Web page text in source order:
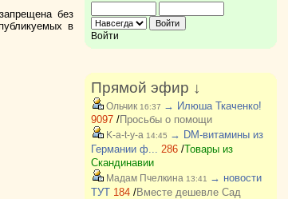
без
в
Войти
Прямой эфир ↓
Ольчик16:37 → Илюша Ткаченко!
9097/Просьбы о помощи
K-a-t-y-a 14:45 → DM-витамины из
Германии ф... 286/Товары из
Скандинавии
Мадам Пчелкина 13:41
→ новости
ТУТ 184/Вместе дешевле Сад